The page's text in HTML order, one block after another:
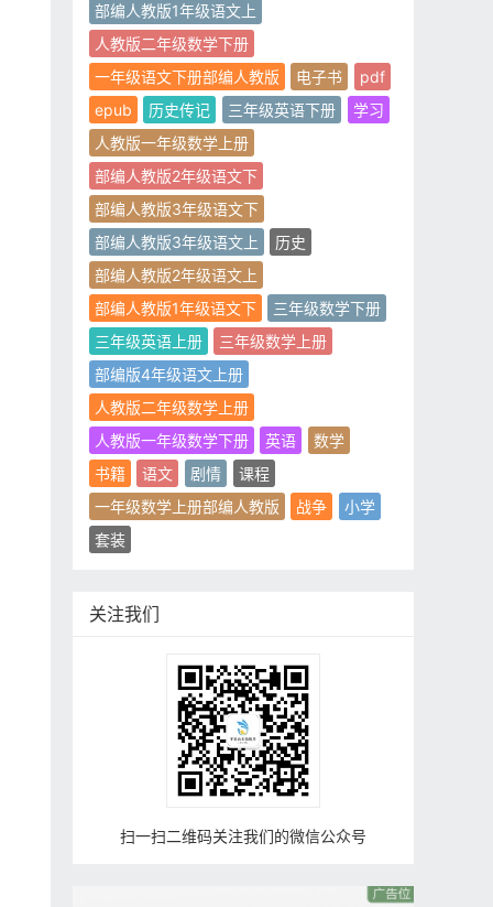
部编人教版1年级语文上
人教版二年级数学下册
一年级语文下册部编人教版
电子书
pdf
epub
历史传记 三年级英语下册
学习
人教版一年级数学上册
部编人教版2年级语文下
部编人教版3年级语文下
部编人教版3年级语文上
历史
部编人教版2年级语文上
部编人教版1年级语文下
三年级数学下册
三年级英语上册
三年级数学上册
部编版4年级语文上册
人教版二年级数学上册
人教版一年级数学下册
英语
数学
书籍
语文 剧情
课程
一年级数学上册部编人教版
战争
小学
套装
关注我们
扫一扫二维码关注我们的微信公众号